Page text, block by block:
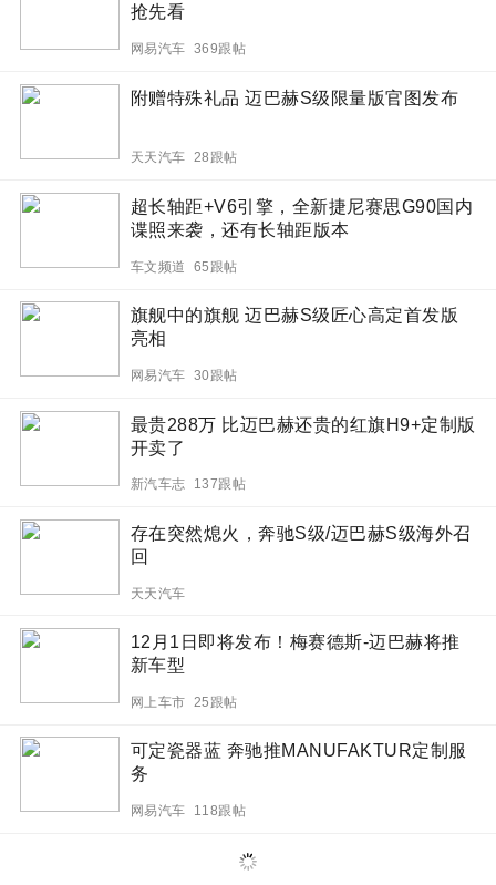
抢先看
网易汽车 369跟帖
附赠特殊礼品 迈巴赫S级限量版官图发布
天天汽车 28跟帖
超长轴距+V6引擎，全新捷尼赛思G90国内
谍照来袭，还有长轴距版本
车文频道 65跟帖
旗舰中的旗舰 迈巴赫S级匠心高定首发版
亮相
网易汽车 30跟帖
最贵288万 比迈巴赫还贵的红旗H9+定制版
开卖了
新汽车志 137跟帖
存在突然熄火，奔驰S级/迈巴赫S级海外召
回
天天汽车
12月1日即将发布！梅赛德斯-迈巴赫将推
新车型
网上车市 25跟帖
可定瓷器蓝 奔驰推MANUFAKTUR定制服
务
网易汽车 118跟帖